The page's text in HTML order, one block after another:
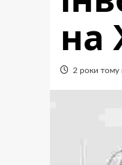
на
2 роки тому